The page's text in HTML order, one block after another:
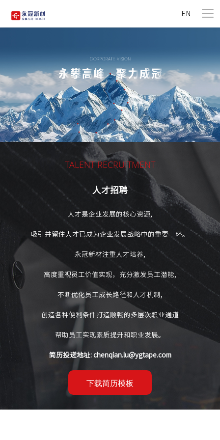
EN
TALENT RECRUITMENT
人才招聘
人才是企业发展的核心资源,
吸引并留住人才已成为企业发展战略中的重要一环。
永冠新材注重人才培养,
高度重视员工价值实现，充分激发员工潜能,
不断优化员工成长路径和人才机制,
创造各种便利条件打造顺畅的多层次职业通道
帮助员工实现素质提升和职业发展。
简历投递地址: chenqian.lu@ygtape.com
下载简历模板